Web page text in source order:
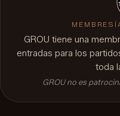
GROU tiene una
entradas para los
toda
GROU no es